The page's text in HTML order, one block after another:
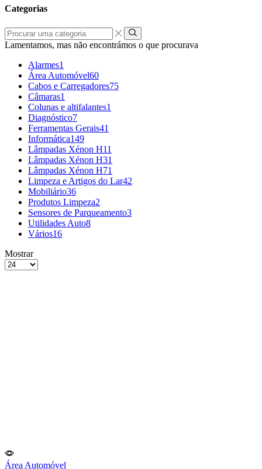
Categorias
uma
categoria
Lamentamos, mas não encontrámos o que procurava
Alarmes1
Área Automóvel60
Cabos e Carregadores75
Câmaras1
Colunas e altifalantes1
Diagnóstico7
Ferramentas Gerais41
Informática149
Lâmpadas Xénon H11
Lâmpadas Xénon H31
Lâmpadas Xénon H71
Limpeza e Artigos do Lar42
Mobiliário36
Produtos Limpeza2
Sensores de Parqueamento3
Utilidades Auto8
Vários16
grelha
de
Lista
Mostrar
Produtos
Área Automóvel